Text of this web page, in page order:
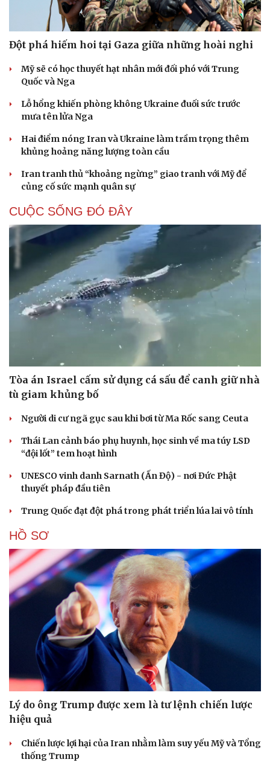
Đột phá hiếm hoi tại Gaza giữa những hoài nghi
Mỹ sẽ có học thuyết hạt nhân mới đối phó với Trung
Quốc và Nga
Lỗ hổng khiến phòng không Ukraine đuối sức trước
mưa tên lửa Nga
Hai điểm nóng Iran và Ukraine làm trầm trọng thêm
khủng hoảng năng lượng toàn cầu
Iran tranh thủ “khoảng ngừng” giao tranh với Mỹ để
củng cố sức mạnh quân sự
CUỘC SỐNG ĐÓ ĐÂY
Tòa án Israel cấm sử dụng cá sấu để canh giữ nhà
tù giam khủng bố
Người di cư ngã gục sau khi bơi từ Ma Rốc sang Ceuta
Thái Lan cảnh báo phụ huynh, học sinh về ma túy LSD
“đội lốt” tem hoạt hình
UNESCO vinh danh Sarnath (Ấn Độ) - nơi Đức Phật
thuyết pháp đầu tiên
Trung Quốc đạt đột phá trong phát triển lúa lai vô tính
HỒ SƠ
Lý do ông Trump được xem là tư lệnh chiến lược
hiệu quả
Chiến lược lợi hại của Iran nhằm làm suy yếu Mỹ và Tổng
thống Trump